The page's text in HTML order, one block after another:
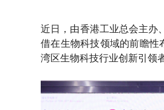
近日，由香港工业总会主办
借在生物科技领域的前瞻性
湾区生物科技行业创新引领